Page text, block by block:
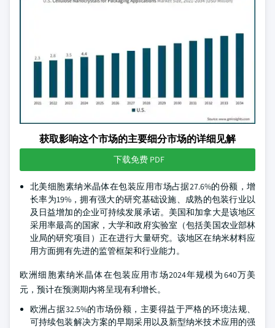
获取影响这个市场的主要细分市场的详细见解
下载免费 PDF
北美细胞素纳米晶体在包装应用市场占据27.6%的份额，增
长率为19%，拥有强大的研究基础设施、成熟的包装行业以
及日益增加的企业可持续发展承诺。美国和加拿大是该地区
采用率最高的国家，大学和政府实验室（包括美国农业部林
业局的研究项目）正在进行大量研究。该地区在纳米材料应
用方面拥有先进的监管框架和行业能力。
欧洲细胞素纳米晶体在包装应用市场2024年规模为640万美
元，预计在预测期内将呈现有利增长。
欧洲占据32.5%的市场份额，主要得益于严格的环境法规、
可持续包装解决方案的早期采用以及新型纳米技术应用的强